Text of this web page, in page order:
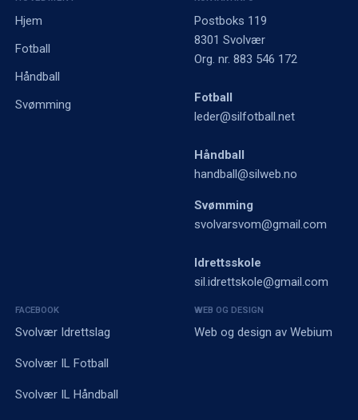
Hjem
Fotball
Håndball
Svømming
Postboks 119
8301 Svolvær
Org. nr. 883 546 172
Fotball
leder@silfotball.net
Håndball
handball@silweb.no
Svømming
svolvarsvom@gmail.com
Idrettsskole
sil.idrettskole@gmail.com
FACEBOOK
Svolvær Idrettslag
Svolvær IL Fotball
Svolvær IL Håndball
WEB OG DESIGN
Web og design av Webium